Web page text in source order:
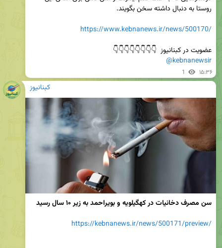
https://www.kebnanews.ir/news/500170/
عضویت در کبنانیوز  👇👇👇👇👇👇👇👇
@kebnanewsir
1 ۱۵:۳۶
کبنانیوز
سن مصرف دخانیات در کهگیلویه و بویراحمد به زیر ۱۰ سال رسید
https://kebnanews.ir/news/500171/preview/